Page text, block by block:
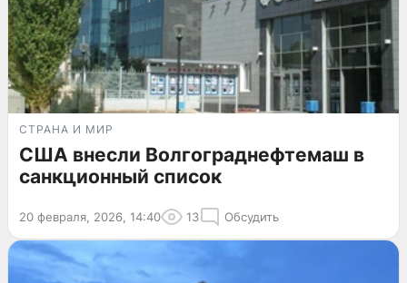
СТРАНА И МИР
США внесли Волгограднефтемаш в
санкционный список
20 февраля, 2026, 14:40 13 Обсудить